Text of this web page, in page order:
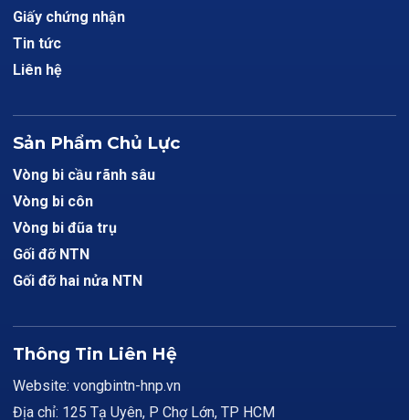
Giấy chứng nhận
Tin tức
Liên hệ
Sản Phẩm Chủ Lực
Vòng bi cầu rãnh sâu
Vòng bi côn
Vòng bi đũa trụ
Gối đỡ NTN
Gối đỡ hai nửa NTN
Thông Tin Liên Hệ
Website: vongbintn-hnp.vn
Địa chỉ: 125 Tạ Uyên, P Chợ Lớn, TP HCM